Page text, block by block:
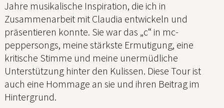
Jahre musikalische Inspiration, die ich in
Zusammenarbeit mit Claudia entwickeln und
präsentieren konnte. Sie war das „c“ in mc-
peppersongs, meine stärkste Ermutigung, eine
kritische Stimme und meine unermüdliche
Unterstützung hinter den Kulissen. Diese Tour ist
auch eine Hommage an sie und ihren Beitrag im
Hintergrund.